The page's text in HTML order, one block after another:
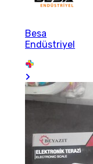
Besa
Endüstriyel